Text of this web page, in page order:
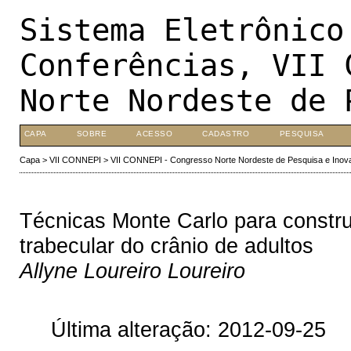
Sistema
Conferências, VII
Norte Nordeste de
CAPA SOBRE ACESSO CADASTRO PESQUISA
Capa> VII CONNEPI > VII CONNEPI - Congresso Norte Nordeste de Pesquisa e
Técnicas Monte Carlo para
trabecular do crânio de adultos
Allyne Loureiro Loureiro
Última alteração: 2012-09-25